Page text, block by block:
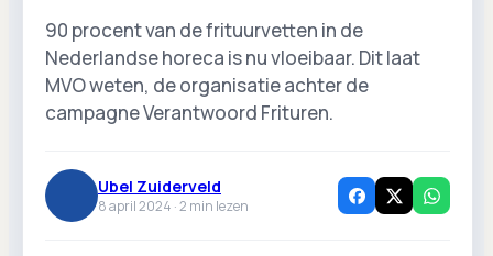
90 procent van de frituurvetten in de
Nederlandse horeca is nu vloeibaar. Dit laat
MVO weten, de organisatie achter de
campagne Verantwoord Frituren.
Ubel Zuiderveld
8 april 2024 ·2 min lezen